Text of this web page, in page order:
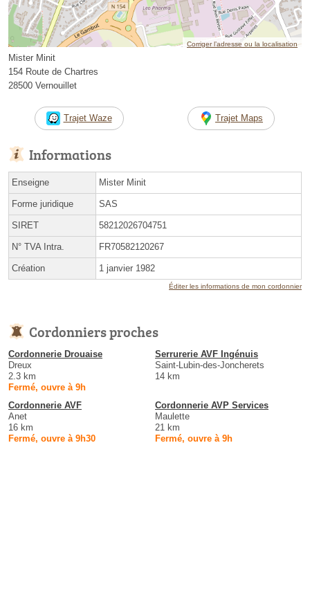
Corriger l’adresse ou la localisation
Mister Minit
154 Route de Chartres
28500 Vernouillet
Trajet Waze Trajet Maps
Informations
Enseigne Mister Minit
Forme juridique SAS
SIRET 58212026704751
N° TVA Intra. FR70582120267
Création 1 janvier 1982
Éditer les informations de mon cordonnier
Cordonniers proches
Cordonnerie Drouaise
Dreux
2.3 km
Fermé, ouvre à 9h
Serrurerie AVF Ingénuis
Saint-Lubin-des-Joncherets
14 km
Cordonnerie AVF
Anet
16 km
Fermé, ouvre à 9h30
Cordonnerie AVP Services
Maulette
21 km
Fermé, ouvre à 9h